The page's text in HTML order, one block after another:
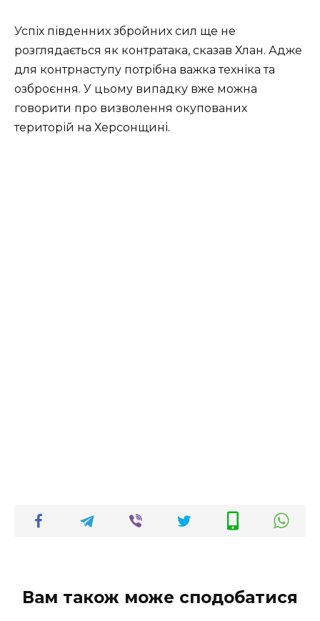
Успіх південних збройних сил ще не
розглядається як контратака, сказав Хлан. Адже
для контрнаступу потрібна важка техніка та
озброєння. У цьому випадку вже можна
говорити про визволення окупованих
територій на Херсонщині.
Вам також може сподобатися